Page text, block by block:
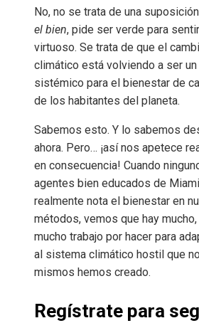
No, no se trata de una
el bien, pide ser verde para
virtuoso. Se trata de que el
climático está volviendo a ser
sistémico para el bienestar de
de los habitantes del planeta.
Sabemos esto. Y lo sabemos
ahora. Pero… ¡así nos apetece
en consecuencia! Cuando
agentes bien educados de Miami
realmente nota el bienestar en
métodos, vemos que hay
mucho trabajo por hacer para
al sistema climático hostil que
mismos hemos creado.
Regístrate para